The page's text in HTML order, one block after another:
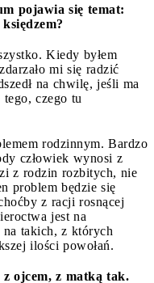
pojawia się temat:
Kiedy byłem
mi się radzić
na chwilę, jeśli ma
czego tu
rodzinnym. Bardzo
człowiek wynosi z
z rodzin rozbitych, nie
problem będzie się
z racji rosnącej
jest na
na takich, z których
ilości powołań.
ojcem, z matką tak.